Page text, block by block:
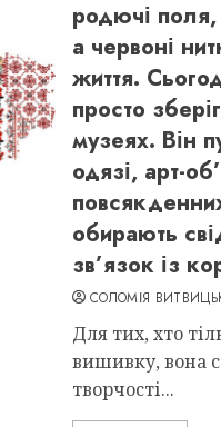
родючі поля,
а червоні
життя.
просто
музеях. Він
одязі, арт-
обирають
зв’язок із
СОЛОМІЯ
Для тих, хто
вишивку, вона
творчості...